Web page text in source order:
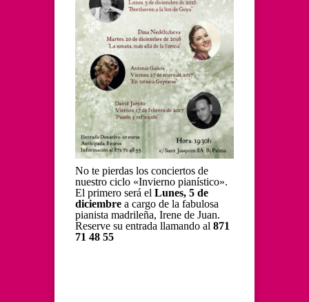
No te pierdas los conciertos de
nuestro ciclo «Invierno pianístico».
El primero será el Lunes, 5 de
diciembre a cargo de la fabulosa
pianista madrileña, Irene de Juan.
Reserve su entrada llamando al 871
71 48 55